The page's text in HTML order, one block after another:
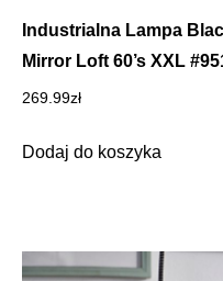
Industrialna Lampa
Mirror Loft 60’s XXL
269.99zł
Dodaj do koszyka